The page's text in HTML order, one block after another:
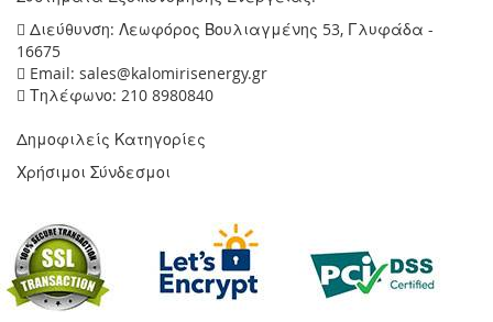
Διεύθυνση: Λεωφόρος Βουλιαγμένης 53, Γλυφάδα -
16675
Email: sales@kalomirisenergy.gr
Τηλέφωνο: 210 8980840
Δημοφιλείς Κατηγορίες
Χρήσιμοι Σύνδεσμοι